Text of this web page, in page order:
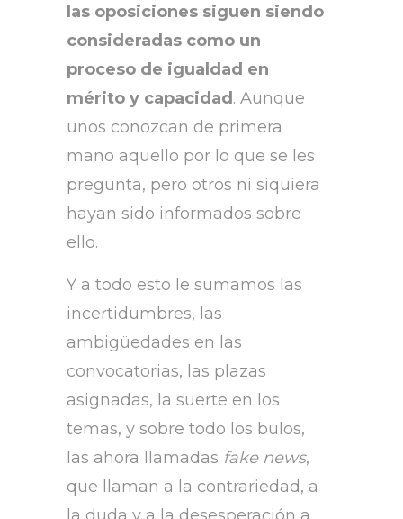
las oposiciones siguen siendo
consideradas como un
proceso de igualdad en
mérito y capacidad. Aunque
unos conozcan de primera
mano aquello por lo que se les
pregunta, pero otros ni siquiera
hayan sido informados sobre
ello.
Y a todo esto le sumamos las
incertidumbres, las
ambigüedades en las
convocatorias, las plazas
asignadas, la suerte en los
temas, y sobre todo los bulos,
las ahora llamadas fake news,
que llaman a la contrariedad, a
la duda y a la desesperación a